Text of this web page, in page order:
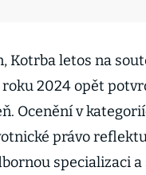
Kotrba letos na
2024 opět
Ocenění v
právo
specializaci